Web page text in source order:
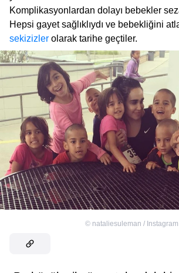
Komplikasyonlardan dolayı bebekler
Hepsi gayet sağlıklıydı ve bebekliğini
sekizizler olarak tarihe geçtiler.
© nataliesuleman / Instagram